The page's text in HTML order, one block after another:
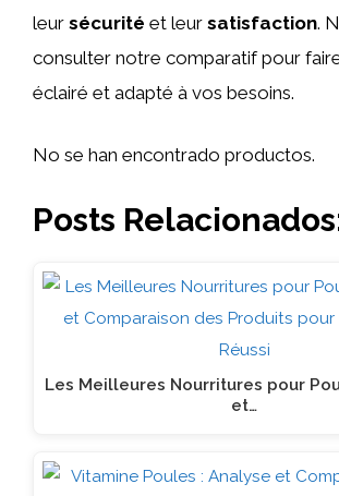
leur sécurité et leur satisfaction.
consulter notre comparatif pour
éclairé et adapté à vos besoins.
No se han encontrado productos.
Posts
Les Meilleures Nourritures pour
et…